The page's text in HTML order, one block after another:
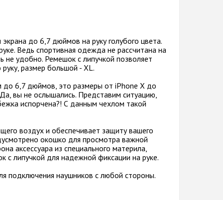
до 6,7 дюймов на руку голубого цвета.
Ведь спортивная одежда не рассчитана на
не удобно. Ремешок с липучкой позволяет
размер большой - XL.
до 6,7 дюймов, это размеры от iPhone X до
вы не ослышались. Представим ситуацию,
испорчена?! С данным чехлом такой
воздух и обеспечивает защиту вашего
окошко для просмотра важной
аксессуара из специального материла,
с липучкой для надежной фиксации на руке.
подключения наушников с любой стороны.